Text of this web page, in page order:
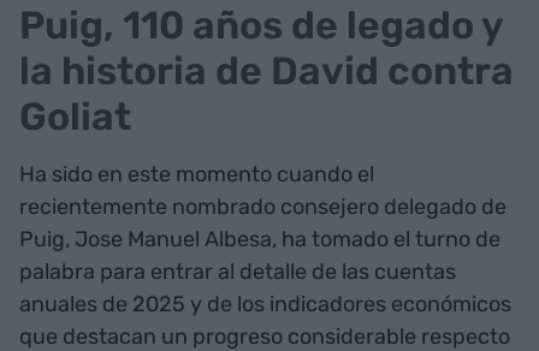
Puig, 110 años de legado y
la historia de David contra
Goliat
Ha sido en este momento cuando el
recientemente nombrado consejero delegado de
Puig, Jose Manuel Albesa, ha tomado el turno de
palabra para entrar al detalle de las cuentas
anuales de 2025 y de los indicadores económicos
que destacan un progreso considerable respecto